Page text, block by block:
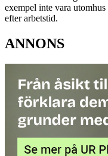
exempel inte vara
efter arbetstid.
ANNONS